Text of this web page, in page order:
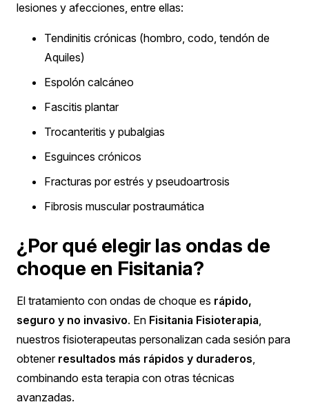
lesiones y afecciones, entre ellas:
Tendinitis crónicas (hombro, codo, tendón de
Aquiles)
Espolón calcáneo
Fascitis plantar
Trocanteritis y pubalgias
Esguinces crónicos
Fracturas por estrés y pseudoartrosis
Fibrosis muscular postraumática
¿Por qué elegir las ondas de
choque en Fisitania?
El tratamiento con ondas de choque es rápido,
seguro y no invasivo. En Fisitania Fisioterapia,
nuestros fisioterapeutas personalizan cada sesión para
obtener resultados más rápidos y duraderos,
combinando esta terapia con otras técnicas
avanzadas.